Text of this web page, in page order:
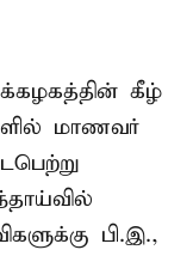
கீழ்
மாணவர்
பி.இ.,